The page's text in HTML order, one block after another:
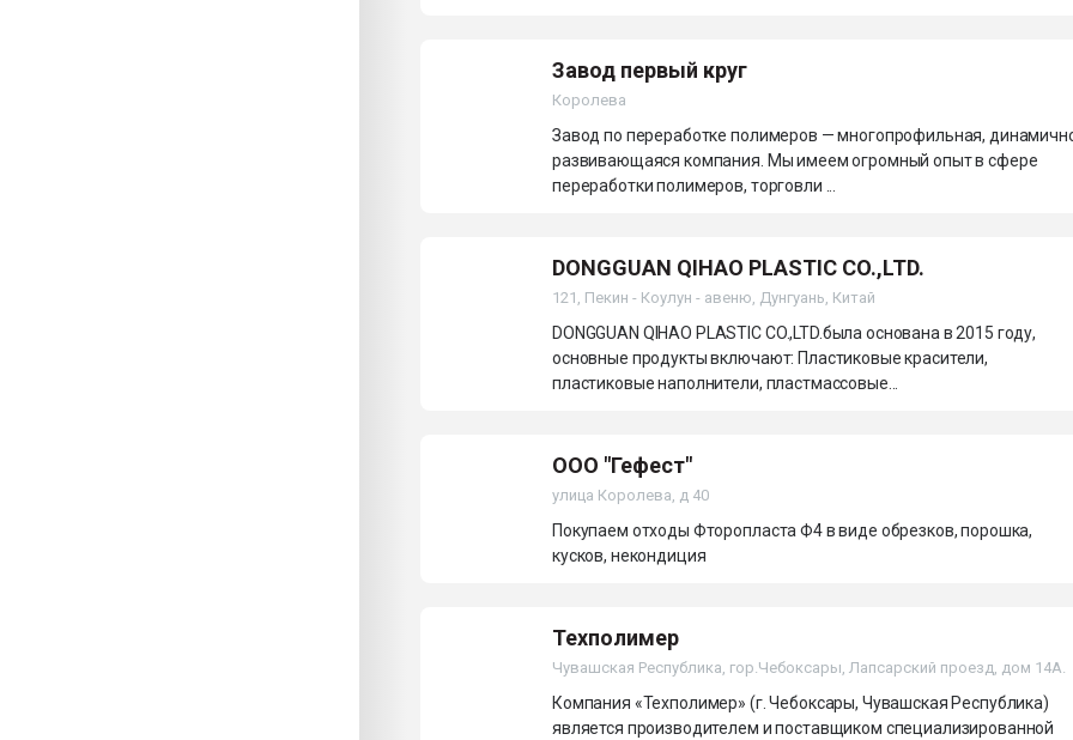
Завод первый круг
Королева
Завод по переработке полимеров — многопрофильная,
развивающаяся компания. Мы имеем огромный опыт в сфере
переработки полимеров, торговли ...
DONGGUAN QIHAO PLASTIC CO.,LTD.
121, Пекин - Коулун - авеню, Дунгуань, Китай
DONGGUAN QIHAO PLASTIC CO.,LTD.была основана в 2015 году,
основные продукты включают: Пластиковые красители,
пластиковые наполнители, пластмассовые...
ООО "Гефест"
улица Королева, д 40
Покупаем отходы Фторопласта Ф4 в виде обрезков, порошка,
кусков, некондиция
Техполимер
Чувашская Республика, гор.Чебоксары, Лапсарский проезд, дом 14А.
Компания «Техполимер» (г. Чебоксары, Чувашская Республика)
является производителем и поставщиком специализированной